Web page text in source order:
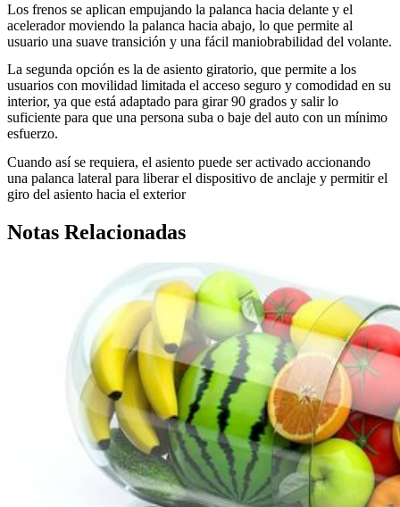
Los frenos se aplican empujando la palanca hacia delante y el
acelerador moviendo la palanca hacia abajo, lo que permite al
usuario una suave transición y una fácil maniobrabilidad del volante.
La segunda opción es la de asiento giratorio, que permite a los
usuarios con movilidad limitada el acceso seguro y comodidad en su
interior, ya que está adaptado para girar 90 grados y salir lo
suficiente para que una persona suba o baje del auto con un mínimo
esfuerzo.
Cuando así se requiera, el asiento puede ser activado accionando
una palanca lateral para liberar el dispositivo de anclaje y permitir el
giro del asiento hacia el exterior
Notas Relacionadas